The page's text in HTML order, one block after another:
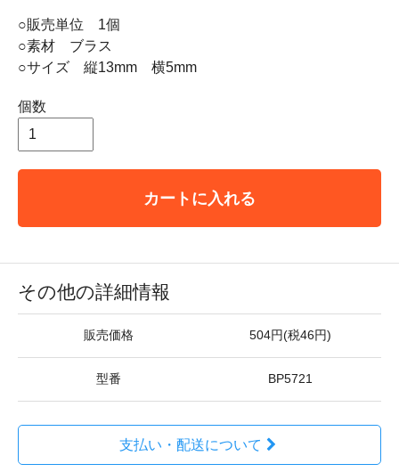
○販売単位 1個
○素材 ブラス
○サイズ 縦13mm 横5mm
個数
カートに入れる
その他の詳細情報
販売価格 504円(税46円)
型番 BP5721
支払い・配送について